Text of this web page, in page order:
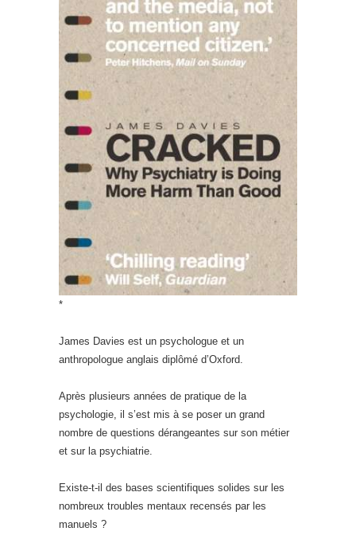
*
James Davies est un psychologue et un
anthropologue anglais diplômé d’Oxford.
Après plusieurs années de pratique de la
psychologie, il s’est mis à se poser un grand
nombre de questions dérangeantes sur son métier
et sur la psychiatrie.
Existe-t-il des bases scientifiques solides sur les
nombreux troubles mentaux recensés par les
manuels ?